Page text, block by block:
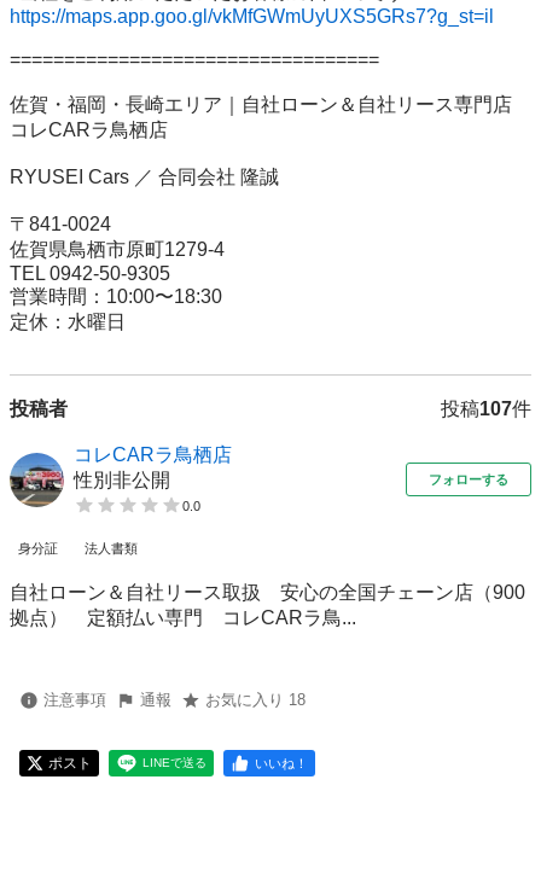
https://maps.app.goo.gl/vkMfGWmUyUXS5GRs7?g_st=il
==================================
佐賀・福岡・長崎エリア｜自社ローン＆自社リース専門店
コレCARラ鳥栖店
RYUSEI Cars ／ 合同会社 隆誠
〒841-0024
佐賀県鳥栖市原町1279-4
TEL 0942-50-9305
営業時間：10:00〜18:30
定休：水曜日
投稿者 投稿107件
コレCARラ鳥栖店
性別非公開
0.0
フォローする
身分証 法人書類
自社ローン＆自社リース取扱 安心の全国チェーン店（900
拠点） 定額払い専門 コレCARラ鳥...
注意事項 通報 お気に入り 18
ポスト LINEで送る いいね！